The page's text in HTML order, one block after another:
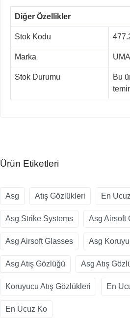
Diğer Özellikler
Stok Kodu
Marka
Stok Durumu
Bu
Ürün Etiketleri
Asg Atış Gözlükleri En
Asg Strike Systems Asg Airsoft
Asg Airsoft Glasses Asg
Asg Atış Gözlüğü Asg Atış
Koruyucu Atış Gözlükleri En
En Ucuz Ko